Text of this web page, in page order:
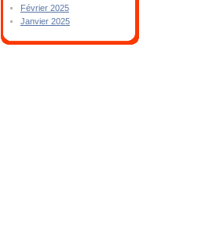
Février 2025
Janvier 2025